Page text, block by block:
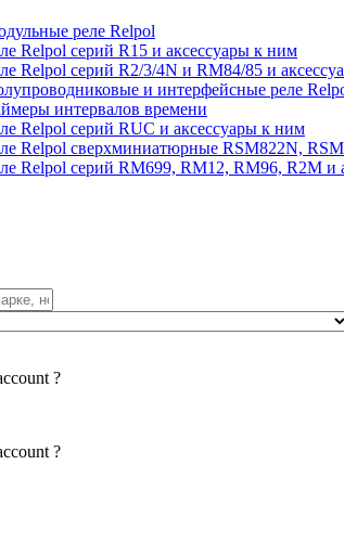
реле Relpol
Relpol серий R15 и аксессуары к ним
Relpol серий R2/3/4N и RM84/85 и
и интерфейсные реле
интервалов времени
Relpol серий RUC и аксессуары к ним
Relpol сверхминиатюрные RSM822N,
Relpol серий RM699, RM12, RM96, R2M и
?
?